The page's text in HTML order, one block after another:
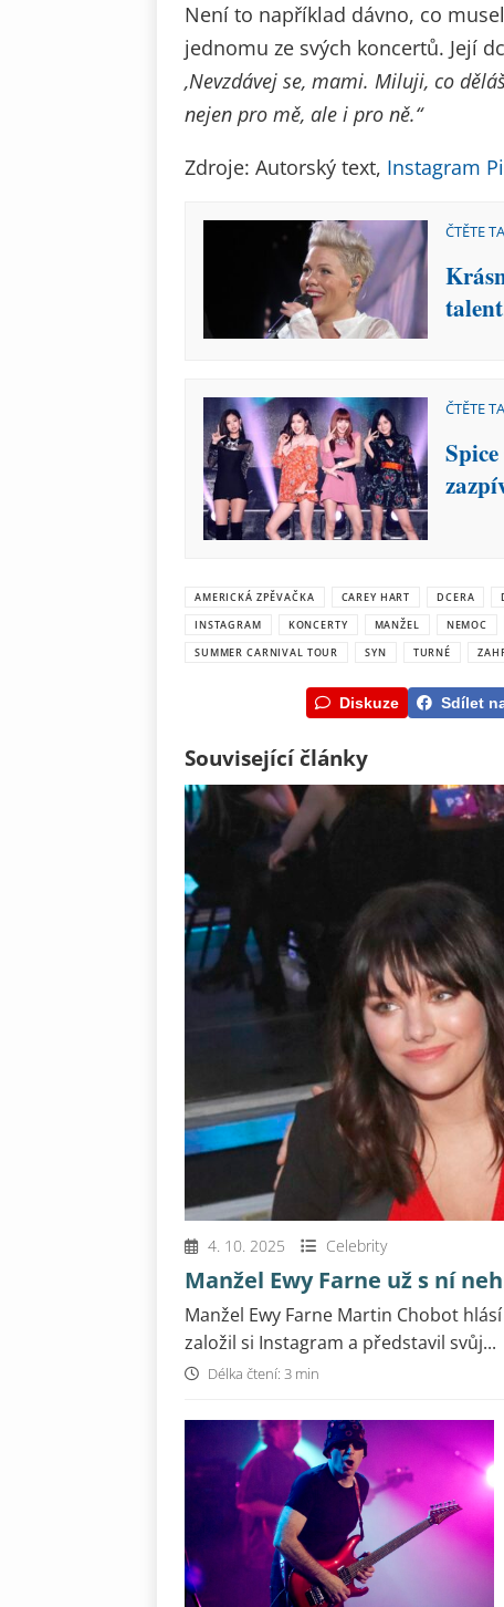
Není to například dávno, co
jednomu ze svých koncertů. Její
‚Nevzdávej se, mami. Miluji, co
nejen pro mě, ale i pro ně.“
Zdroje: Autorský text, Instagram
ČTĚTE
ČTĚTE
AMERICKÁ ZPĚVAČKA CAREY HART DCERA
INSTAGRAM
KONCERTY MANŽEL NEMOC
SUMMER CARNIVAL TOUR
SYN TURNÉ
Diskuze Sdílet
Související články
4. 10. 2025 Celebrity
Manžel Ewy Farne už s ní
Manžel Ewy Farne Martin Chobot
založil si Instagram a představil svůj...
Délka čtení: 3 min